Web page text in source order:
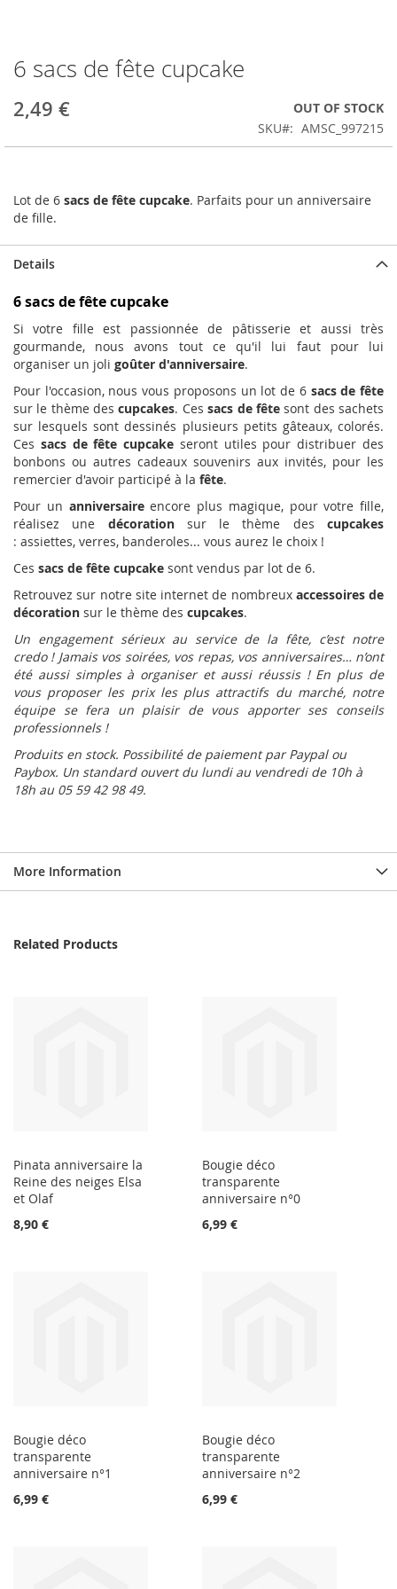
Skip
to
the
beginning
6 sacs de fête cupcake
2,49 €
OUT OF STOCK
SKU
AMSC_997215
Lot de 6 sacs de fête cupcake. Parfaits pour un anniversaire
de fille.
Details
6 sacs de fête cupcake
Si votre fille est passionnée de pâtisserie et aussi très
gourmande, nous avons tout ce qu'il lui faut pour lui
organiser un joli goûter d'anniversaire.
Pour l'occasion, nous vous proposons un lot de 6 sacs de fête
sur le thème descupcakes. Cessacs de fêtesont des sachets
sur lesquels sont dessinés plusieurs petits gâteaux, colorés.
Ces sacs de fête cupcake seront utiles pour distribuer des
bonbons ou autres cadeaux souvenirs aux invités, pour les
remercier d'avoir participé à la fête.
Pour un anniversaireencore plus magique, pour votre fille,
réalisez une décorationsur le thème descupcakes
: assiettes, verres, banderoles... vous aurez le choix !
Ces sacs de fête cupcake sont vendus par lot de 6.
Retrouvez sur notre site internet de nombreux accessoires de
décoration sur le thème des cupcakes.
Un engagement sérieux au service de la fête, c’est notre
credo ! Jamais vos soirées, vos repas, vos anniversaires… n’ont
été aussi simples à organiser et aussi réussis ! En plus de
vous proposer les prix les plus attractifs du marché, notre
équipe se fera un plaisir de vous apporter ses conseils
professionnels !
Produits en stock. Possibilité de paiement par Paypal ou
Paybox. Un standard ouvert du lundi au vendredi de 10h à
18h au 05 59 42 98 49.
More Information
Related Products
Pinata anniversaire la
Reine des neiges Elsa
et Olaf
8,90 €
Bougie déco
transparente
anniversaire n°0
6,99 €
Bougie déco
transparente
anniversaire n°1
6,99 €
Bougie déco
transparente
anniversaire n°2
6,99 €